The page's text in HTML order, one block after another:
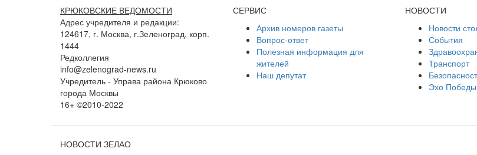
КРЮКОВСКИЕ ВЕДОМОСТИ
Адрес учредителя и редакции:
124617, г. Москва, г.Зеленоград, корп.
1444
Редколлегия
info@zelenograd-news.ru
Учредитель - Управа района Крюково
города Москвы
16+ ©2010-2022
СЕРВИС
Архив номеров газеты
Вопрос-ответ
Полезная информация для
жителей
Наш депутат
НОВОСТИ
Новости
События
Транспорт
Эхо Победы
НОВОСТИ ЗЕЛАО